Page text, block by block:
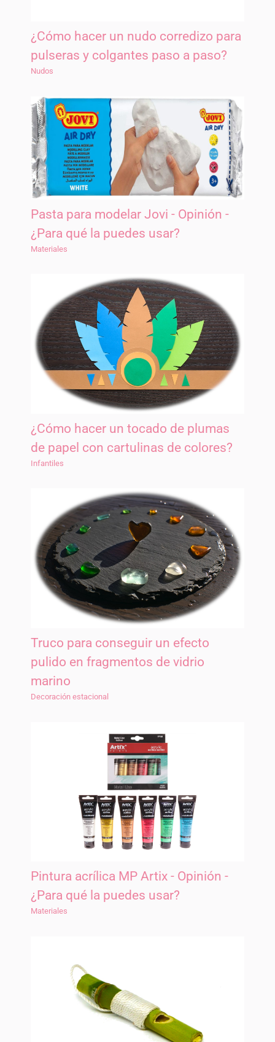
¿Cómo hacer un nudo corredizo para
pulseras y colgantes paso a paso?
Nudos
Pasta para modelar Jovi - Opinión -
¿Para qué la puedes usar?
Materiales
¿Cómo hacer un tocado de plumas
de papel con cartulinas de colores?
Infantiles
Truco para conseguir un efecto
pulido en fragmentos de vidrio
marino
Decoración estacional
Pintura acrílica MP Artix - Opinión -
¿Para qué la puedes usar?
Materiales